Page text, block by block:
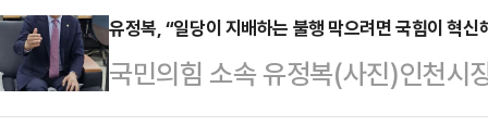
유정복, “일당이 지배하는 불행 막으려면 국힘이 혁신
국민의힘 소속 유정복(사진)인천시
국가가 되었을 때 올 수 있는 불행